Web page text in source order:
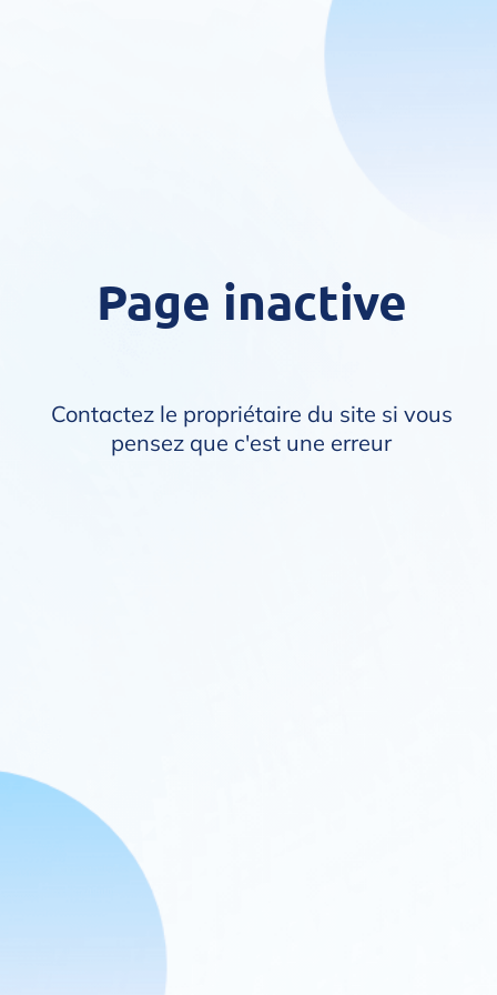
Page inactive
Contactez le propriétaire du site si vous
pensez que c'est une erreur